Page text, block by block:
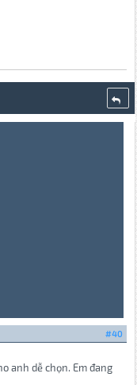
#40
anh dễ chọn. Em đang